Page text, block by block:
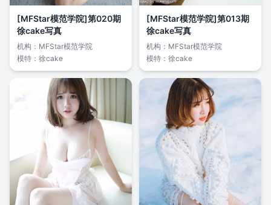
[MFStar模范学院]第020期
徐cake写真
机构： MFStar模范学院
模特： 徐cake
[MFStar模范学院]第013期
徐cake写真
机构： MFStar模范学院
模特： 徐cake